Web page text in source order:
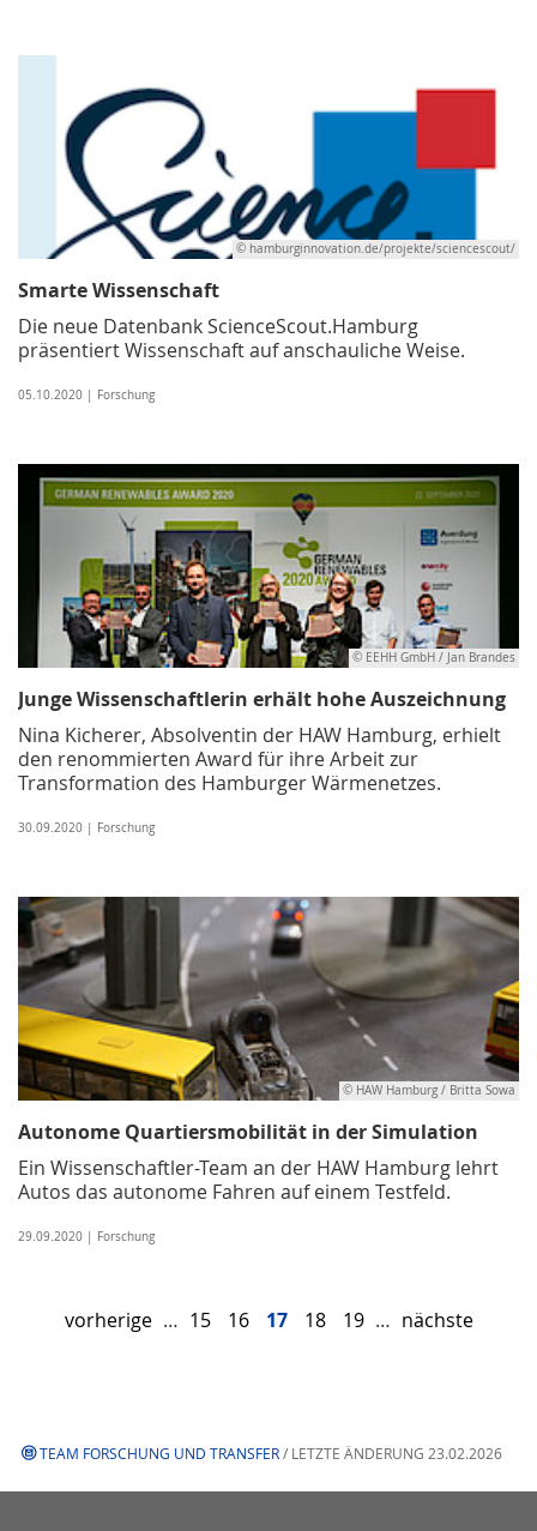
© hamburginnovation.de/projekte/sciencescout/
Smarte Wissenschaft
Die neue Datenbank ScienceScout.Hamburg
präsentiert Wissenschaft auf anschauliche Weise.
05.10.2020 | Forschung
© EEHH GmbH / Jan Brandes
Junge Wissenschaftlerin erhält hohe Auszeichnung
Nina Kicherer, Absolventin der HAW Hamburg, erhielt
den renommierten Award für ihre Arbeit zur
Transformation des Hamburger Wärmenetzes.
30.09.2020 | Forschung
© HAW Hamburg / Britta Sowa
Autonome Quartiersmobilität in der Simulation
Ein Wissenschaftler-Team an der HAW Hamburg lehrt
Autos das autonome Fahren auf einem Testfeld.
29.09.2020 | Forschung
vorherige … 15 16 17 18 19 … nächste
TEAM FORSCHUNG UND TRANSFER/ LETZTE ÄNDERUNG 23.02.2026